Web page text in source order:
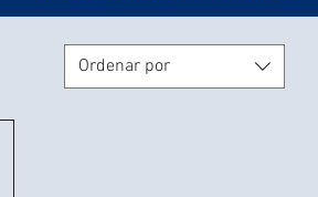
Ordenar por